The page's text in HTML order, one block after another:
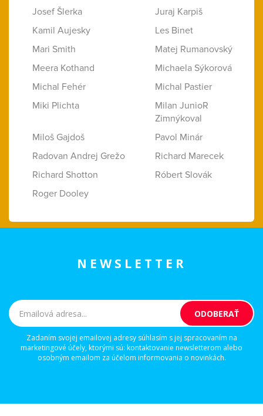
Josef Šlerka
Juraj Karpiš
Kamil Aujesky
Les Binet
Mari Smith
Matej Rumanovský
Meera Kothand
Michaela Sýkorová
Michal Fehér
Michal Pastier
Miki Plichta
Milan JunioR
Zimnýkoval
Miloš Gajdoš
Pavol Minár
Radovan Andrej Grežo
Richard Marecek
Richard Shotton
Róbert Slovák
Roger Dooley
NEWSLETTER
Zadaním svojej emailovej adresy súhlasím s jej spracovaním na
marketingové účely, ktorými sú: kontaktovanie newsletterom alebo
osobným emailom za účelom informovania o novinkách.